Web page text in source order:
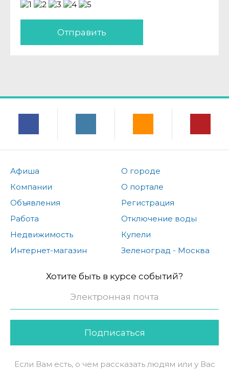
Отправить
Афиша
Компании
Объявления
Работа
Недвижимость
Интернет-магазин
О городе
О портале
Регистрация
Отключение воды
Купели
Зеленоград - Москва
Хотите быть в курсе событий?
Подписаться
Если Вам есть, о чем рассказать людям или у Вас